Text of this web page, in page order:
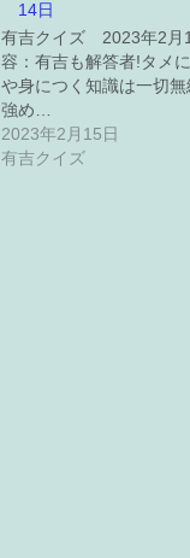
14日
有吉クイズ 2023年2月
容：有吉も解答者!タメ
や身につく知識は一切無
強め…
2023年2月15日
有吉クイズ